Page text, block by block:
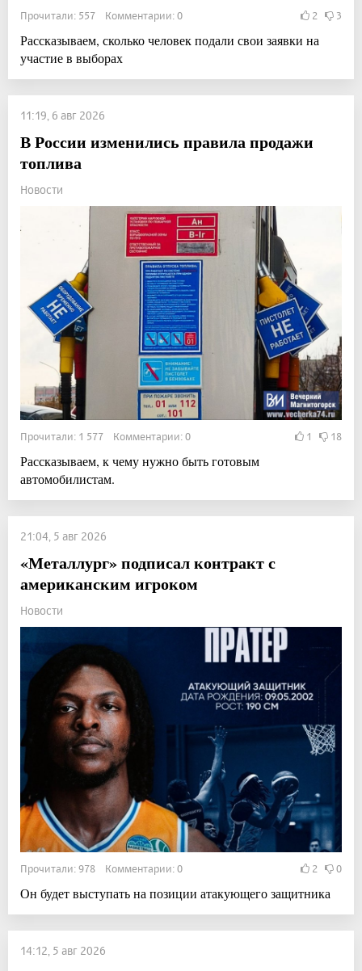
Прочитали: 557 Комментарии: 0 2 3
Рассказываем, сколько человек подали свои заявки на
участие в выборах
11:19, 6 авг 2026
В России изменились правила продажи
топлива
Новости
Прочитали: 1 577 Комментарии: 0 1 18
Рассказываем, к чему нужно быть готовым
автомобилистам.
21:04, 5 авг 2026
«Металлург» подписал контракт с
американским игроком
Новости
Прочитали: 978 Комментарии: 0 2 0
Он будет выступать на позиции атакующего защитника
14:12, 5 авг 2026